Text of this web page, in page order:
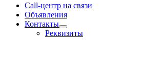
Call-центр на связи
Объявления
Контакты
Реквизиты